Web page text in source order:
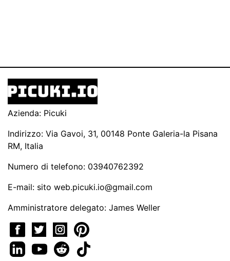
Azienda: Picuki
Indirizzo: Via Gavoi, 31, 00148 Ponte Galeria-la Pisana
RM, Italia
Numero di telefono: 03940762392
E-mail: sito web.picuki.io@gmail.com
Amministratore delegato: James Weller